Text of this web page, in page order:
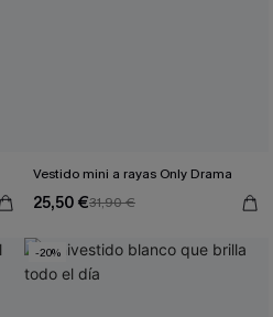
Vestido mini a rayas Only Drama
25,50 €31,90 €
-20%